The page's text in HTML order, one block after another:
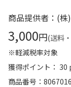
商品提供者：(
3,000円(送料
※軽減税率対象
獲得ポイント： 30
商品番号